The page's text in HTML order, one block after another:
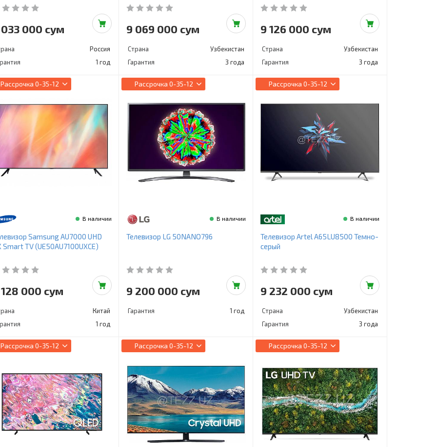
000 сум
Россия
1 год
9 069 000 сум
Страна
Узбекистан
Гарантия
3 года
9 126 000 сум
Страна
Узбекистан
Гарантия
3 года
Рассрочка 0-35-12
В наличии
Samsung AU7000 UHD
Smart TV (UE50AU7100UXCE)
000 сум
Китай
1 год
Рассрочка 0-35-12
В наличии
Телевизор LG 50NANO796
9 200 000 сум
Гарантия 1 год
Рассрочка 0-35-12
В наличии
Телевизор Artel A65LU8500 Темно-
серый
9 232 000 сум
Страна
Узбекистан
Гарантия
3 года
Рассрочка 0-35-12 Рассрочка 0-35-12 Рассрочка 0-35-12